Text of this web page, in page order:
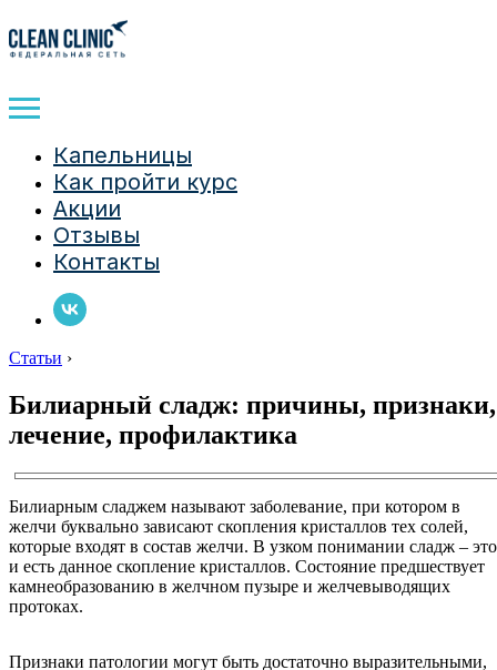
Капельницы
Как пройти курс
Акции
Отзывы
Контакты
Статьи ›
Билиарный сладж: причины, признаки,
лечение, профилактика
Билиарным сладжем называют заболевание, при котором в
желчи буквально зависают скопления кристаллов тех солей,
которые входят в состав желчи. В узком понимании сладж – это
и есть данное скопление кристаллов. Состояние предшествует
камнеобразованию в желчном пузыре и желчевыводящих
протоках.
Признаки патологии могут быть достаточно выразительными,